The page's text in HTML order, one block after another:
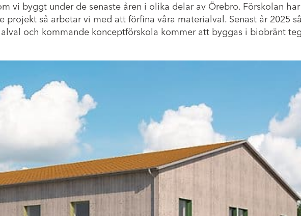
vi byggt under de senaste åren i olika delar av Örebro. Förskolan
projekt så arbetar vi med att förfina våra materialval. Senast år 2025
och kommande konceptförskola kommer att byggas i biobränt